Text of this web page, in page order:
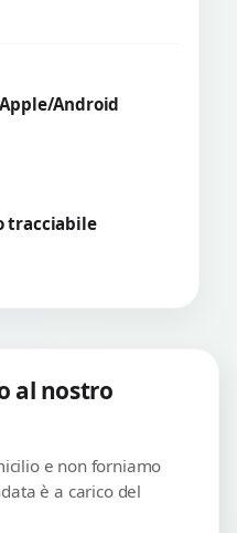
Android
tracciabile
al nostro
e non forniamo
è a carico del